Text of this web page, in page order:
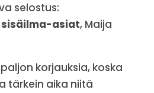
selostus:
asiat, Maija
korjauksia, koska
tärkein aika niitä